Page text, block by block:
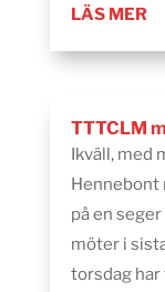
LÄS MER
TTTCLM
Ikväll, med
Hennebont
på en
möter i
torsdag har